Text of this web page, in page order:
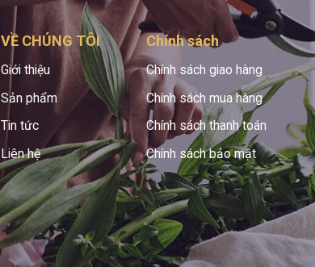
VỀ CHÚNG TÔI
Giới thiệu
Sản phẩm
Tin tức
Liên hệ
Chính sách
Chính sách giao hàng
Chính sách mua hàng
Chính sách thanh toán
Chính sách bảo mật